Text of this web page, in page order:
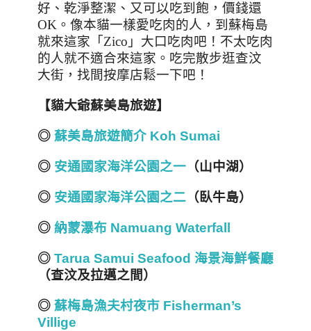
好、乾淨整潔、又可以吃到飽，價錢還
OK 。像本貓一樣愛吃肉的人，到蘇梅島
就來這家「 Zico 」大口吃肉吧！不太吃肉
的人就不適合來這家。吃完散步逛查汶
大街，找間按摩店鬆一下吧！
【貓大爺蘇美島旅遊】
◎ 蘇美島旅遊簡介 Koh Sumai
◎ 安通國家海洋公園之一 （山中湖）
◎ 安通國家海洋公園之二 （臥牛島）
◎ 納蒙瀑布 Namuang Waterfall
◎ Tarua Samui Seafood 海景海鮮餐廳
（查汶及拉邁之間）
◎ 蘇梅島漁夫村夜市 Fisherman’s
Villige